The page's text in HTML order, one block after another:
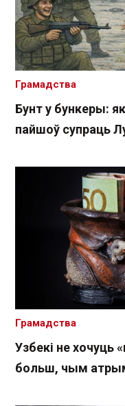
Бунт у бункеры:
пайшоў супраць
Грамадства
Узбекі не хочуць
больш, чым
Грамадства